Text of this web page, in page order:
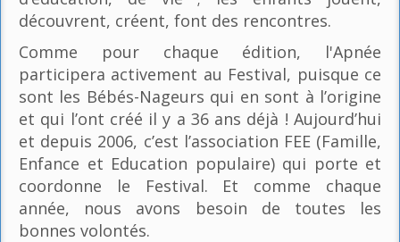
découvrent, créent, font des rencontres.
Comme pour chaque édition, l'Apnée
participera activement au Festival, puisque ce
sont les Bébés-Nageurs qui en sont à l’origine
et qui l’ont créé il y a 36 ans déjà ! Aujourd’hui
et depuis 2006, c’est l’association FEE (Famille,
Enfance et Education populaire) qui porte et
coordonne le Festival. Et comme chaque
année, nous avons besoin de toutes les
bonnes volontés.